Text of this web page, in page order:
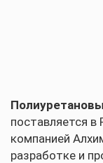
поставляется в
компанией
разработке и